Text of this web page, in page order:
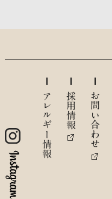
お問い合わせ
採用情報
アレルギー情報